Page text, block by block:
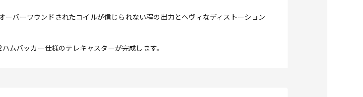
バーワウンドされたコイルが信じられない程の出力とヘヴィなディストーション
ムバッカー仕様のテレキャスターが完成します。